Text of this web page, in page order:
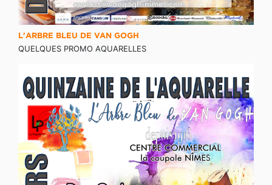
L'ARBRE BLEU DE VAN GOGH
QUELQUES PROMO AQUARELLES